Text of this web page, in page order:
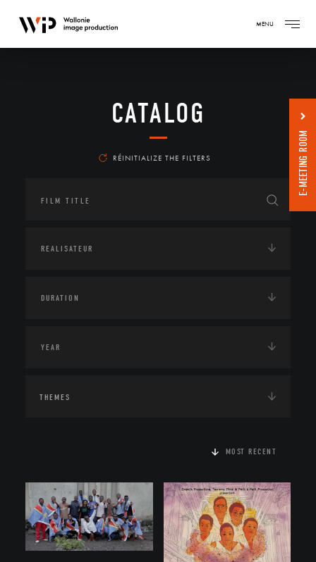
MENU
CATALOG
RÉINITIALIZE THE FILTERS
THEMES
MOST RECENT
E-MEETING ROOM